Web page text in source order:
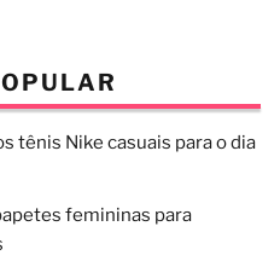
tênis Nike casuais para o dia
femininas para